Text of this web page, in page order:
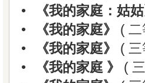
•
《我的家庭：姑姑
•
《我的家庭》
(
•
《我的家庭》
(
•
《我的家庭 》
(